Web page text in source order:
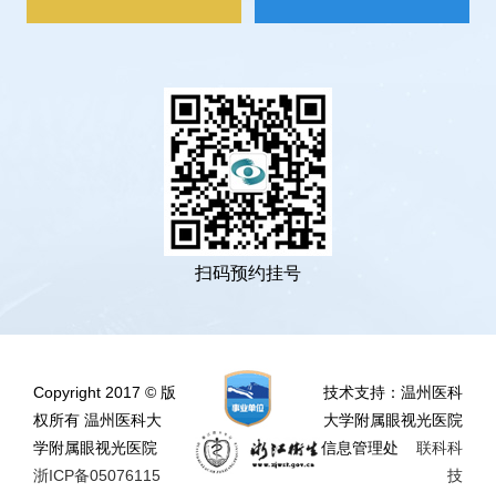
扫码预约挂号
Copyright 2017 © 版
权所有 温州医科大
学附属眼视光医院
浙ICP备05076115
技术支持：温州医科
大学附属眼视光医院
信息管理处 联科科
技